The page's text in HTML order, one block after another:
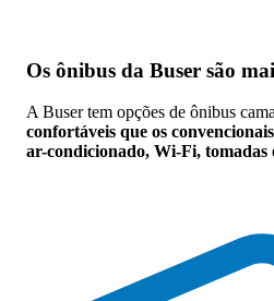
Os ônibus da Buser são
A Buser tem opções de ônibus
confortáveis que os convencionais
ar-condicionado, Wi-Fi, tomadas